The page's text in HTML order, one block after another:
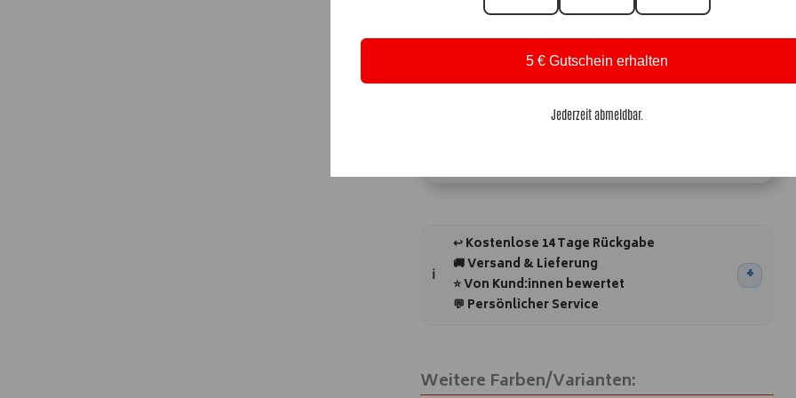
A
r
n
e
↩️ Kostenlose 14 Tage Rückgabe
🚚 Versand & Lieferung
⭐ Von Kund:innen bewertet
💬 Persönlicher Service
Weitere Farben/Varianten:
5 € Gutschein erhalten
Jederzeit abmeldbar.